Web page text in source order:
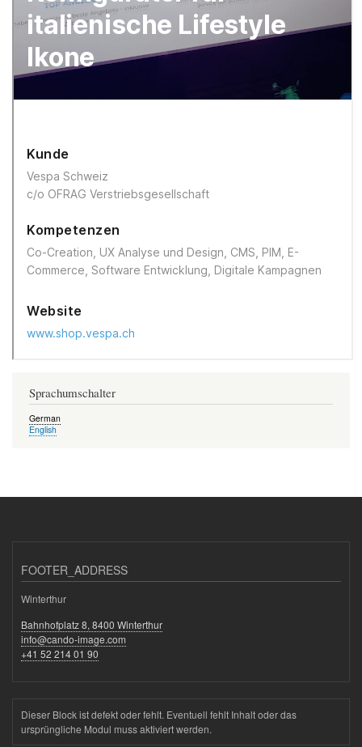
Sprachumschalter
German
English
FOOTER_ADDRESS
Winterthur
Bahnhofplatz 8, 8400 Winterthur
info@cando-image.com
+41 52 214 01 90
Dieser Block ist defekt oder fehlt. Eventuell fehlt Inhalt oder das
ursprüngliche Modul muss aktiviert werden.